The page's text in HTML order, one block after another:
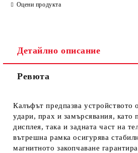
Оцени продукта
Детайлно описание
Ревюта
Калъфът предпазва устройството
удари, прах и замърсявания, като
дисплея, така и задната част на
вътрешна рамка осигурява
магнитното закопчаване